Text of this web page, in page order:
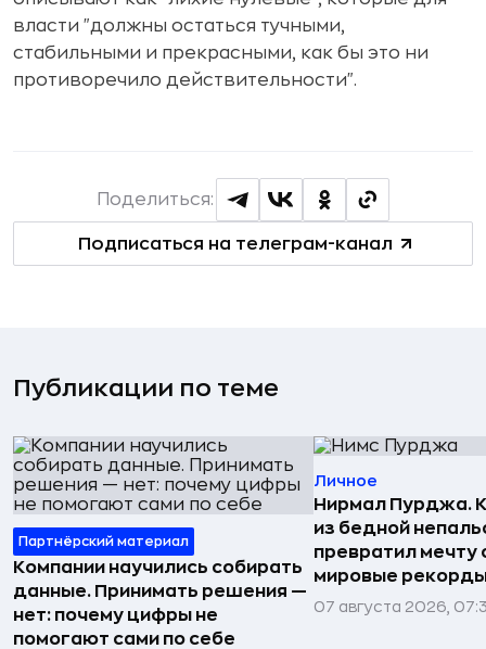
власти "должны остаться тучными,
стабильными и прекрасными, как бы это ни
противоречило действительности".
Подписаться на телеграм-канал
Поделиться:
Публикации по теме
Партнёрский материал
Компании научились собирать
данные. Принимать решения —
нет: почему цифры не
помогают сами по себе
Личное
Нирмал Пурджа.
из бедной
превратил мечту
мировые рекорды
07 августа 2026,